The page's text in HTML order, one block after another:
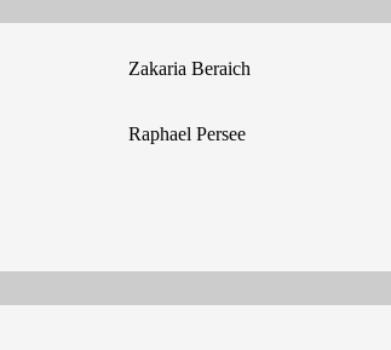
Zakaria Beraich
Raphael Persee